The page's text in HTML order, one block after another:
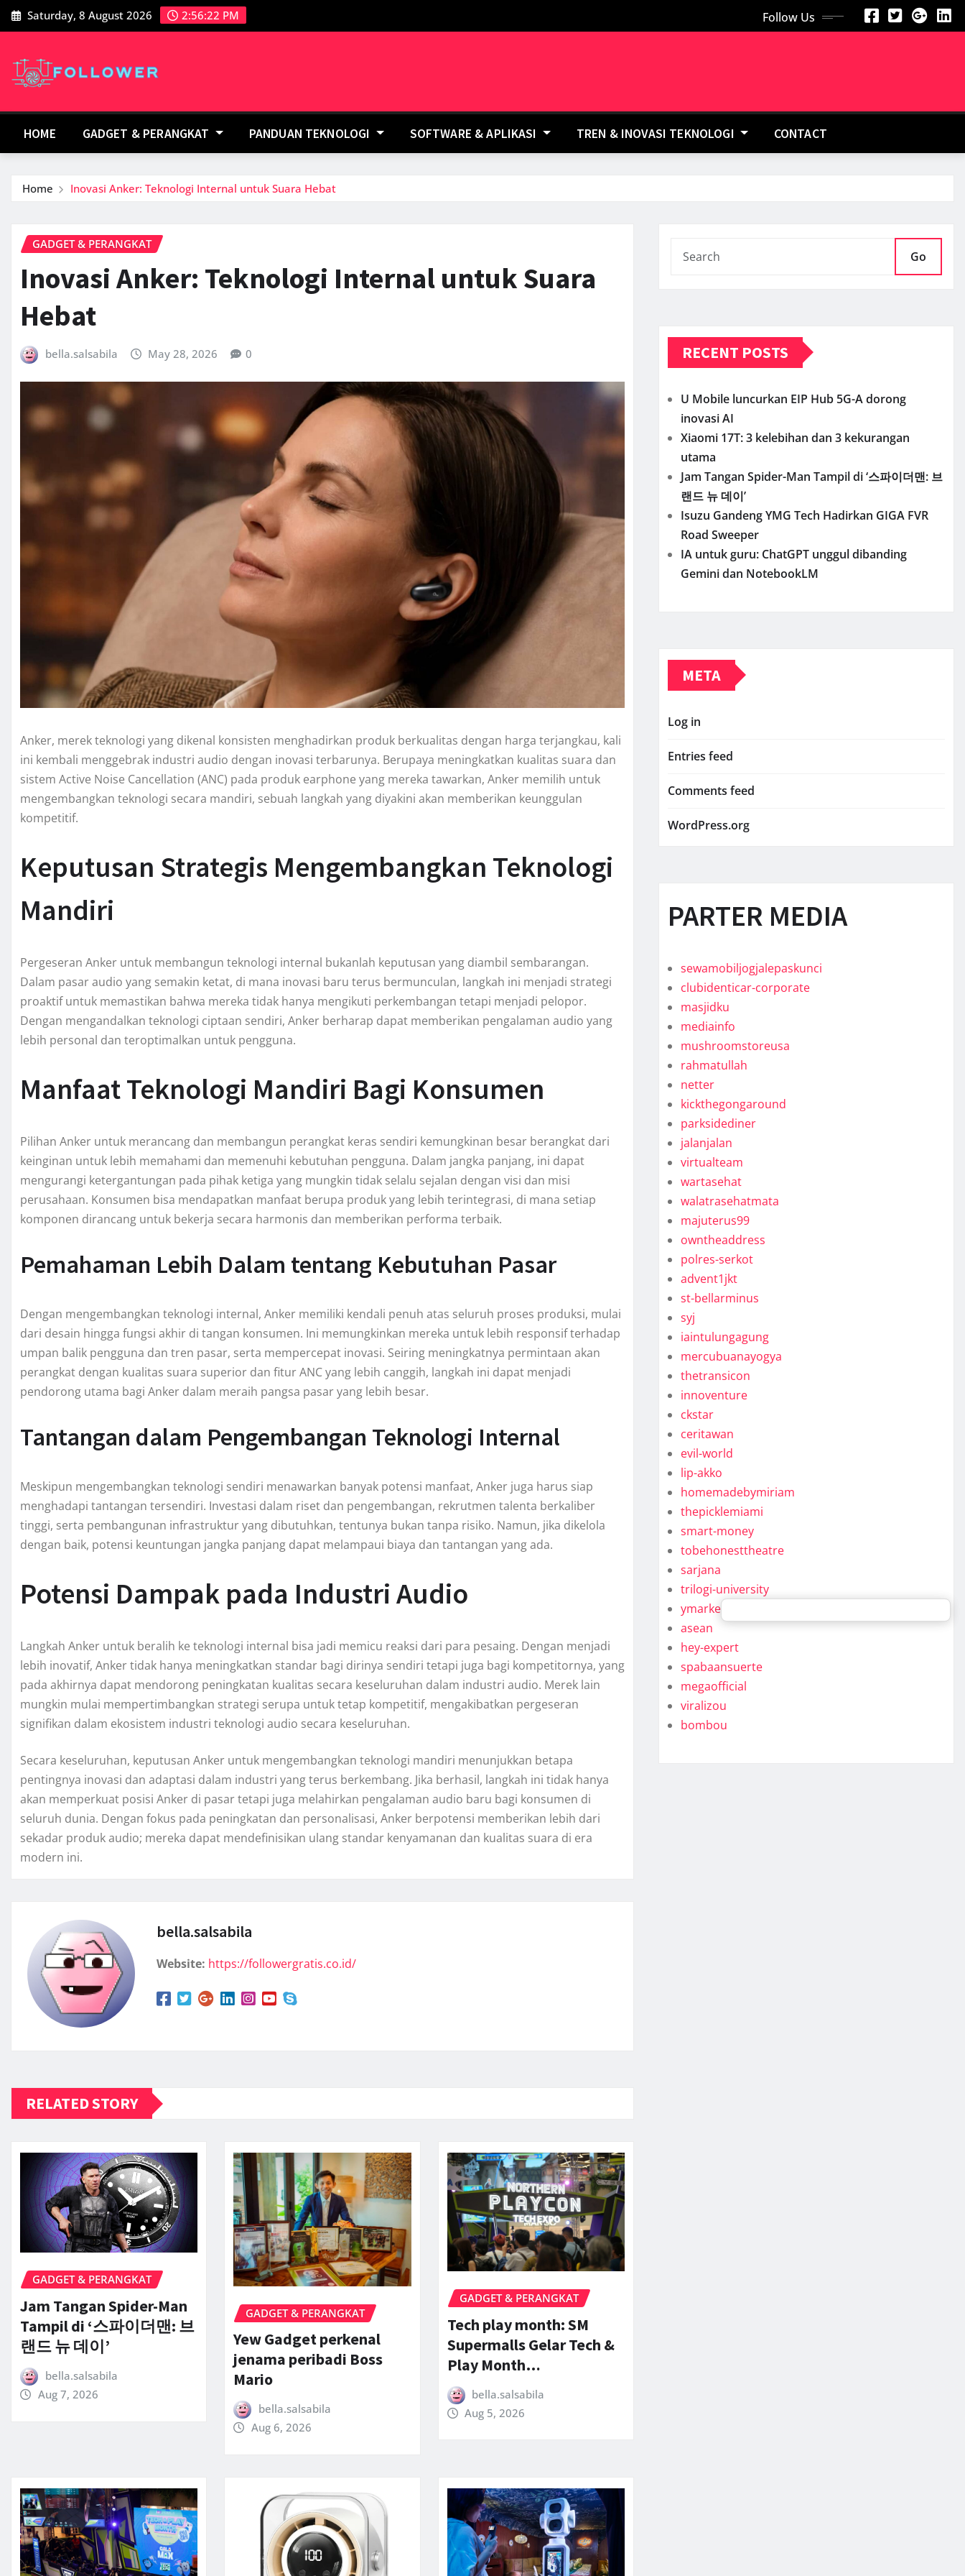
Skip
to
Saturday, 8 August 2026 2:56:24 PM Follow Us
HOME GADGET & PERANGKAT PANDUAN TEKNOLOGI SOFTWARE & APLIKASI TREN & INOVASI TEKNOLOGI CONTACT
Home Inovasi Anker: Teknologi Internal untuk Suara Hebat
GADGET & PERANGKAT
Inovasi Anker: Teknologi Internal untuk Suara
Hebat
bella.salsabila May 28, 2026 0
Anker, merek teknologi yang dikenal konsisten menghadirkan produk berkualitas dengan harga terjangkau, kali
ini kembali menggebrak industri audio dengan inovasi terbarunya. Berupaya meningkatkan kualitas suara dan
sistem Active Noise Cancellation (ANC) pada produk earphone yang mereka tawarkan, Anker memilih untuk
mengembangkan teknologi secara mandiri, sebuah langkah yang diyakini akan memberikan keunggulan
kompetitif.
Keputusan Strategis Mengembangkan Teknologi
Mandiri
Pergeseran Anker untuk membangun teknologi internal bukanlah keputusan yang diambil sembarangan.
Dalam pasar audio yang semakin ketat, di mana inovasi baru terus bermunculan, langkah ini menjadi strategi
proaktif untuk memastikan bahwa mereka tidak hanya mengikuti perkembangan tetapi menjadi pelopor.
Dengan mengandalkan teknologi ciptaan sendiri, Anker berharap dapat memberikan pengalaman audio yang
lebih personal dan teroptimalkan untuk pengguna.
Manfaat Teknologi Mandiri Bagi Konsumen
Pilihan Anker untuk merancang dan membangun perangkat keras sendiri kemungkinan besar berangkat dari
keinginan untuk lebih memahami dan memenuhi kebutuhan pengguna. Dalam jangka panjang, ini dapat
mengurangi ketergantungan pada pihak ketiga yang mungkin tidak selalu sejalan dengan visi dan misi
perusahaan. Konsumen bisa mendapatkan manfaat berupa produk yang lebih terintegrasi, di mana setiap
komponen dirancang untuk bekerja secara harmonis dan memberikan performa terbaik.
Pemahaman Lebih Dalam tentang Kebutuhan Pasar
Dengan mengembangkan teknologi internal, Anker memiliki kendali penuh atas seluruh proses produksi, mulai
dari desain hingga fungsi akhir di tangan konsumen. Ini memungkinkan mereka untuk lebih responsif terhadap
umpan balik pengguna dan tren pasar, serta mempercepat inovasi. Seiring meningkatnya permintaan akan
perangkat dengan kualitas suara superior dan fitur ANC yang lebih canggih, langkah ini dapat menjadi
pendorong utama bagi Anker dalam meraih pangsa pasar yang lebih besar.
Tantangan dalam Pengembangan Teknologi Internal
Meskipun mengembangkan teknologi sendiri menawarkan banyak potensi manfaat, Anker juga harus siap
menghadapi tantangan tersendiri. Investasi dalam riset dan pengembangan, rekrutmen talenta berkaliber
tinggi, serta pembangunan infrastruktur yang dibutuhkan, tentunya bukan tanpa risiko. Namun, jika dikelola
dengan baik, potensi keuntungan jangka panjang dapat melampaui biaya dan tantangan yang ada.
Potensi Dampak pada Industri Audio
Langkah Anker untuk beralih ke teknologi internal bisa jadi memicu reaksi dari para pesaing. Dengan menjadi
lebih inovatif, Anker tidak hanya meningkatkan standar bagi dirinya sendiri tetapi juga bagi kompetitornya, yang
pada akhirnya dapat mendorong peningkatan kualitas secara keseluruhan dalam industri audio. Merek lain
mungkin mulai mempertimbangkan strategi serupa untuk tetap kompetitif, mengakibatkan pergeseran
signifikan dalam ekosistem industri teknologi audio secara keseluruhan.
Secara keseluruhan, keputusan Anker untuk mengembangkan teknologi mandiri menunjukkan betapa
pentingnya inovasi dan adaptasi dalam industri yang terus berkembang. Jika berhasil, langkah ini tidak hanya
akan memperkuat posisi Anker di pasar tetapi juga melahirkan pengalaman audio baru bagi konsumen di
seluruh dunia. Dengan fokus pada peningkatan dan personalisasi, Anker berpotensi memberikan lebih dari
sekadar produk audio; mereka dapat mendefinisikan ulang standar kenyamanan dan kualitas suara di era
modern ini.
bella.salsabila
Website: https://followergratis.co.id/
RELATED STORY
GADGET & PERANGKAT
Jam Tangan Spider-Man
Tampil di ‘스파이더맨: 브
랜드 뉴 데이’
bella.salsabila
Aug 7, 2026
GADGET & PERANGKAT
Yew Gadget perkenal
jenama peribadi Boss
Mario
bella.salsabila
Aug 6, 2026
GADGET & PERANGKAT
Tech play month: SM
Supermalls Gelar Tech &
Play Month…
bella.salsabila
Aug 5, 2026
Go
RECENT POSTS
U Mobile luncurkan EIP Hub 5G-A dorong
inovasi AI
Xiaomi 17T: 3 kelebihan dan 3 kekurangan
utama
Jam Tangan Spider-Man Tampil di ‘스파이더맨: 브
랜드 뉴 데이’
Isuzu Gandeng YMG Tech Hadirkan GIGA FVR
Road Sweeper
IA untuk guru: ChatGPT unggul dibanding
Gemini dan NotebookLM
META
Log in
Entries feed
Comments feed
WordPress.org
PARTER MEDIA
sewamobiljogjalepaskunci
clubidenticar-corporate
masjidku
mediainfo
mushroomstoreusa
rahmatullah
netter
kickthegongaround
parksidediner
jalanjalan
virtualteam
wartasehat
walatrasehatmata
majuterus99
owntheaddress
polres-serkot
advent1jkt
st-bellarminus
syj
iaintulungagung
mercubuanayogya
thetransicon
innoventure
ckstar
ceritawan
evil-world
lip-akko
homemadebymiriam
thepicklemiami
smart-money
tobehonesttheatre
sarjana
trilogi-university
ymarkel
asean
hey-expert
spabaansuerte
megaofficial
viralizou
bombou